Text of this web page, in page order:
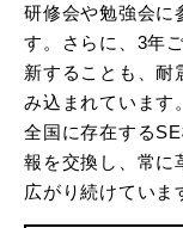
研修会や勉強会に
す。さらに、3年
新することも、耐
み込まれています。
全国に存在する
報を交換し、常に
広がり続けていま